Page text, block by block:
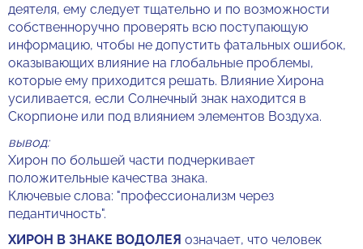
деятеля, ему следует тщательно и по возможности
собственноручно проверять всю поступающую
информацию, чтобы не допустить фатальных ошибок,
оказывающих влияние на глобальные проблемы,
которые ему приходится решать. Влияние Хирона
усиливается, если Солнечный знак находится в
Скорпионе или под влиянием элементов Воздуха.
вывод:
Хирон по большей части подчеркивает
положительные качества знака.
Ключевые слова: "профессионализм через
педантичность".
ХИРОН В ЗНАКЕ ВОДОЛЕЯ означает, что человек